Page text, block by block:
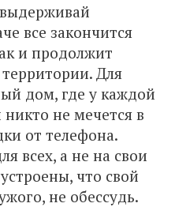
все закончится
и продолжит
Для
дом, где у каждой
не мечется в
от телефона.
всех, а не на свои
что свой
не обессудь.